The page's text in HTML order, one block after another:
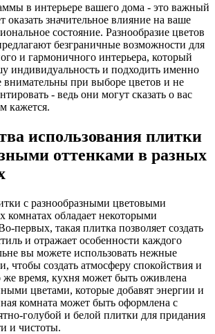
в интерьере вашего дома - это важный
оказать значительное влияние на ваше
состояние. Разнообразие цветов
безграничные возможности для
и гармоничного интерьера, который
индивидуальность и подходить именно
внимательны при выборе цветов и не
- ведь они могут сказать о вас
кажется.
использования плитки
оттенками в разных
с разнообразными цветовыми
комнатах обладает некоторыми
первых, такая плитка позволяет создать
и отражает особенности каждого
вы можете использовать нежные
чтобы создать атмосферу спокойствия и
же время, кухня может быть оживлена
цветами, которые добавят энергии и
комната может быть оформлена с
голубой и белой плитки для придания
и чистоты.